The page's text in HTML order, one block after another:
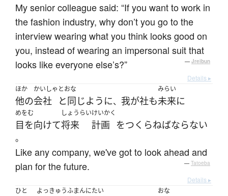
My senior colleague said: “If you want to work in
the fashion industry, why don’t you go to the
interview wearing what you think looks good on
you, instead of wearing an impersonal suit that
looks like everyone else’s?”
— Jreibun
Details ▸
ほか
他の
かいしゃ
会社
とおな
と同じように、 我が社も
みらい
未来に
めをむ
目を向けて
しょうらい
将来
けいかく
計画 をつくらねばならない
。
Like any company, we've got to look ahead and
plan for the future.
— Tatoeba
Details ▸
ひと
よっきゅうふまんにたい おな